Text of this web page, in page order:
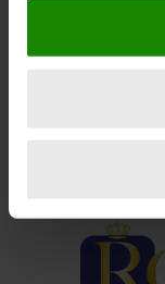
locatie, die
scannen op
verwerkt en stel
intrekken in de
We gebruiken